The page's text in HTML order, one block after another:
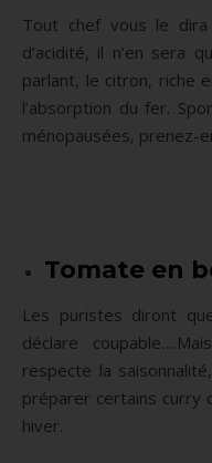
Tout chef vous le
d’acidité, il n’en sera
parlant, le citron, riche
l’absorption du fer.
ménopausées, prenez-
Tomate en
Les puristes diront
déclare
respecte la
préparer certains curry
hiver.